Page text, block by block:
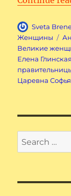
Author
Sveta
Женщины
Великие
Елена
Царевна Софья
Search
for: